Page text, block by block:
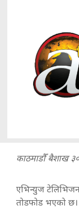
काठमाडौँ बैशाख
एभिन्युज
तोडफोड भएको